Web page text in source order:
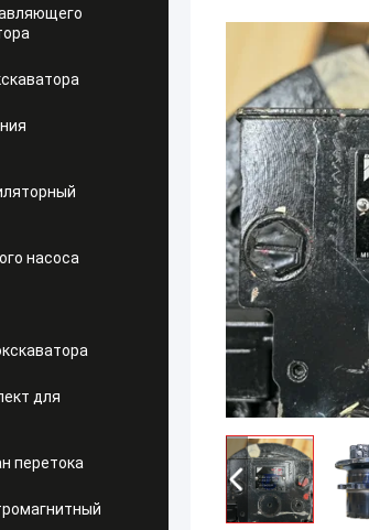
насоса
для
перетока